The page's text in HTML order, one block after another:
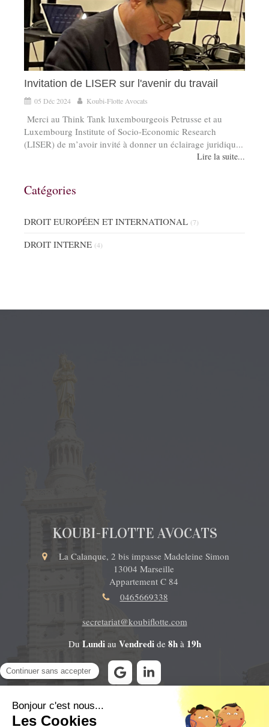
Invitation de LISER sur l'avenir du travail
05 Déc 2024 Koubi-Flotte Avocats
Merci au Think Tank luxembourgeois Petrusse et au
Luxembourg Institute of Socio-Economic Research
(LISER) de m’avoir invité à donner un éclairage juridiqu...
Lire la suite...
Catégories
DROIT EUROPÉEN ET INTERNATIONAL (7)
DROIT INTERNE (4)
KOUBI-FLOTTE AVOCATS
La Calanque, 2 bis impasse Madeleine Simon
13004 Marseille
Appartement C 84
0465669338
secretariat@koubiflotte.com
Du Lundi au Vendredi de 8hà 19h
Contacter le cabinet